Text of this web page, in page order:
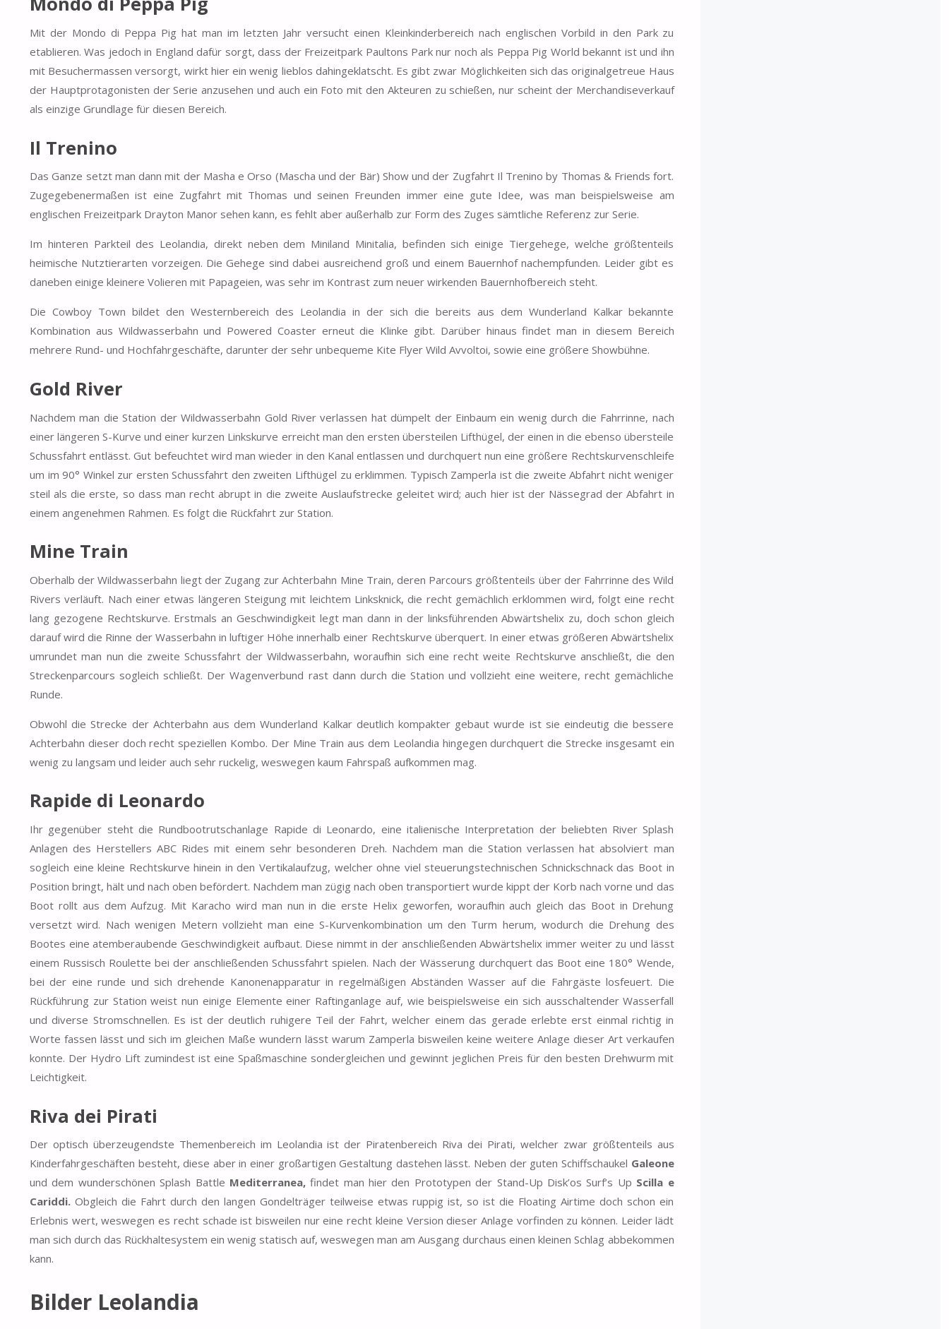
Mit der Mondo di Peppa Pig hat man im letzten Jahr versucht einen Kleinkinderbereich nach englischen Vorbild in den Park zu
etablieren. Was jedoch in England dafür sorgt, dass der Freizeitpark Paultons Park nur noch als Peppa Pig World bekannt ist und ihn
mit Besuchermassen versorgt, wirkt hier ein wenig lieblos dahingeklatscht. Es gibt zwar Möglichkeiten sich das originalgetreue Haus
der Hauptprotagonisten der Serie anzusehen und auch ein Foto mit den Akteuren zu schießen, nur scheint der Merchandiseverkauf
als einzige Grundlage für diesen Bereich.
Il Trenino
Das Ganze setzt man dann mit der Masha e Orso (Mascha und der Bär) Show und der Zugfahrt Il Trenino by Thomas & Friends fort.
Zugegebenermaßen ist eine Zugfahrt mit Thomas und seinen Freunden immer eine gute Idee, was man beispielsweise am
englischen Freizeitpark Drayton Manor sehen kann, es fehlt aber außerhalb zur Form des Zuges sämtliche Referenz zur Serie.
Im hinteren Parkteil des Leolandia, direkt neben dem Miniland Minitalia, befinden sich einige Tiergehege, welche größtenteils
heimische Nutztierarten vorzeigen. Die Gehege sind dabei ausreichend groß und einem Bauernhof nachempfunden. Leider gibt es
daneben einige kleinere Volieren mit Papageien, was sehr im Kontrast zum neuer wirkenden Bauernhofbereich steht.
Die Cowboy Town bildet den Westernbereich des Leolandia in der sich die bereits aus dem Wunderland Kalkar bekannte
Kombination aus Wildwasserbahn und Powered Coaster erneut die Klinke gibt. Darüber hinaus findet man in diesem Bereich
mehrere Rund- und Hochfahrgeschäfte, darunter der sehr unbequeme Kite Flyer Wild Avvoltoi, sowie eine größere Showbühne.
Gold River
Nachdem man die Station der Wildwasserbahn Gold River verlassen hat dümpelt der Einbaum ein wenig durch die Fahrrinne, nach
einer längeren S-Kurve und einer kurzen Linkskurve erreicht man den ersten übersteilen Lifthügel, der einen in die ebenso übersteile
Schussfahrt entlässt. Gut befeuchtet wird man wieder in den Kanal entlassen und durchquert nun eine größere Rechtskurvenschleife
um im 90° Winkel zur ersten Schussfahrt den zweiten Lifthügel zu erklimmen. Typisch Zamperla ist die zweite Abfahrt nicht weniger
steil als die erste, so dass man recht abrupt in die zweite Auslaufstrecke geleitet wird; auch hier ist der Nässegrad der Abfahrt in
einem angenehmen Rahmen. Es folgt die Rückfahrt zur Station.
Mine Train
Oberhalb der Wildwasserbahn liegt der Zugang zur Achterbahn Mine Train, deren Parcours größtenteils über der Fahrrinne des Wild
Rivers verläuft. Nach einer etwas längeren Steigung mit leichtem Linksknick, die recht gemächlich erklommen wird, folgt eine recht
lang gezogene Rechtskurve. Erstmals an Geschwindigkeit legt man dann in der linksführenden Abwärtshelix zu, doch schon gleich
darauf wird die Rinne der Wasserbahn in luftiger Höhe innerhalb einer Rechtskurve überquert. In einer etwas größeren Abwärtshelix
umrundet man nun die zweite Schussfahrt der Wildwasserbahn, woraufhin sich eine recht weite Rechtskurve anschließt, die den
Streckenparcours sogleich schließt. Der Wagenverbund rast dann durch die Station und vollzieht eine weitere, recht gemächliche
Runde.
Obwohl die Strecke der Achterbahn aus dem Wunderland Kalkar deutlich kompakter gebaut wurde ist sie eindeutig die bessere
Achterbahn dieser doch recht speziellen Kombo. Der Mine Train aus dem Leolandia hingegen durchquert die Strecke insgesamt ein
wenig zu langsam und leider auch sehr ruckelig, weswegen kaum Fahrspaß aufkommen mag.
Rapide di Leonardo
Ihr gegenüber steht die Rundbootrutschanlage Rapide di Leonardo, eine italienische Interpretation der beliebten River Splash
Anlagen des Herstellers ABC Rides mit einem sehr besonderen Dreh. Nachdem man die Station verlassen hat absolviert man
sogleich eine kleine Rechtskurve hinein in den Vertikalaufzug, welcher ohne viel steuerungstechnischen Schnickschnack das Boot in
Position bringt, hält und nach oben befördert. Nachdem man zügig nach oben transportiert wurde kippt der Korb nach vorne und das
Boot rollt aus dem Aufzug. Mit Karacho wird man nun in die erste Helix geworfen, woraufhin auch gleich das Boot in Drehung
versetzt wird. Nach wenigen Metern vollzieht man eine S-Kurvenkombination um den Turm herum, wodurch die Drehung des
Bootes eine atemberaubende Geschwindigkeit aufbaut. Diese nimmt in der anschließenden Abwärtshelix immer weiter zu und lässt
einem Russisch Roulette bei der anschließenden Schussfahrt spielen. Nach der Wässerung durchquert das Boot eine 180° Wende,
bei der eine runde und sich drehende Kanonenapparatur in regelmäßigen Abständen Wasser auf die Fahrgäste losfeuert. Die
Rückführung zur Station weist nun einige Elemente einer Raftinganlage auf, wie beispielsweise ein sich ausschaltender Wasserfall
und diverse Stromschnellen. Es ist der deutlich ruhigere Teil der Fahrt, welcher einem das gerade erlebte erst einmal richtig in
Worte fassen lässt und sich im gleichen Maße wundern lässt warum Zamperla bisweilen keine weitere Anlage dieser Art verkaufen
konnte. Der Hydro Lift zumindest ist eine Spaßmaschine sondergleichen und gewinnt jeglichen Preis für den besten Drehwurm mit
Leichtigkeit.
Riva dei Pirati
Der optisch überzeugendste Themenbereich im Leolandia ist der Piratenbereich Riva dei Pirati, welcher zwar größtenteils aus
Kinderfahrgeschäften besteht, diese aber in einer großartigen Gestaltung dastehen lässt. Neben der guten Schiffschaukel Galeone
und dem wunderschönen Splash Battle Mediterranea,findet man hier den Prototypen der Stand-Up Disk’os Surf’s Up Scilla e
Cariddi. Obgleich die Fahrt durch den langen Gondelträger teilweise etwas ruppig ist, so ist die Floating Airtime doch schon ein
Erlebnis wert, weswegen es recht schade ist bisweilen nur eine recht kleine Version dieser Anlage vorfinden zu können. Leider lädt
man sich durch das Rückhaltesystem ein wenig statisch auf, weswegen man am Ausgang durchaus einen kleinen Schlag abbekommen
kann.
Bilder Leolandia